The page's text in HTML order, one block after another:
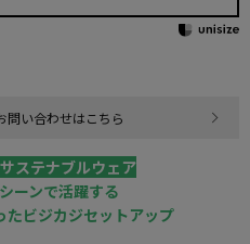
問い合わせはこちら
ステナブルウェア
ーンで活躍する
たビジカジセットアップ